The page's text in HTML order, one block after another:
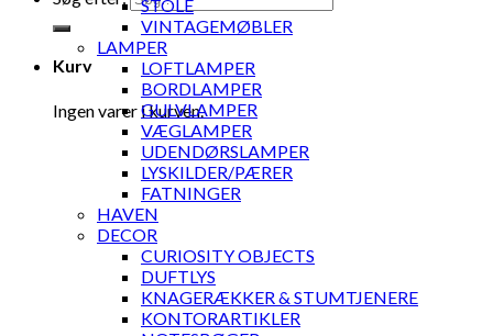
Kurv
Ingen varer i kurven.
STOLE
VINTAGEMØBLER
LAMPER
LOFTLAMPER
BORDLAMPER
GULVLAMPER
VÆGLAMPER
UDENDØRSLAMPER
LYSKILDER/PÆRER
FATNINGER
HAVEN
DECOR
CURIOSITY OBJECTS
DUFTLYS
KNAGERÆKKER & STUMTJENERE
KONTORARTIKLER